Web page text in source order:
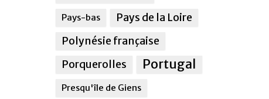
Pays-bas
Pays de la Loire
Polynésie française
Porquerolles
Portugal
Presqu'île de Giens